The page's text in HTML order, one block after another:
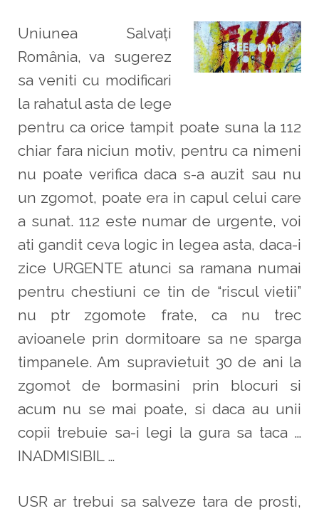
Uniunea Salvați
România, va sugerez
sa veniti cu modificari
la rahatul asta de lege
pentru ca orice tampit poate suna la 112
chiar fara niciun motiv, pentru ca nimeni
nu poate verifica daca s-a auzit sau nu
un zgomot, poate era in capul celui care
a sunat. 112 este numar de urgente, voi
ati gandit ceva logic in legea asta, daca-i
zice URGENTE atunci sa ramana numai
pentru chestiuni ce tin de “riscul vietii”
nu ptr zgomote frate, ca nu trec
avioanele prin dormitoare sa ne sparga
timpanele. Am supravietuit 30 de ani la
zgomot de bormasini prin blocuri si
acum nu se mai poate, si daca au unii
copii trebuie sa-i legi la gura sa taca …
INADMISIBIL …
USR ar trebui sa salveze tara de prosti,